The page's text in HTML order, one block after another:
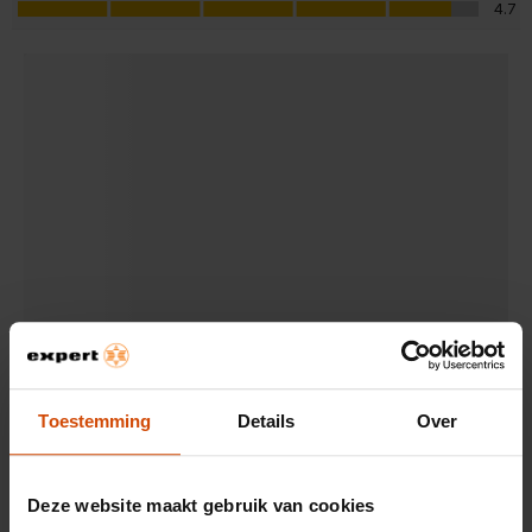
Toestemming Details Over
Deze website maakt gebruik van cookies
4.7